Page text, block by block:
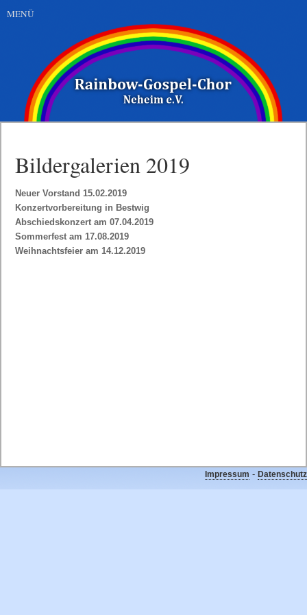
MENÜ
Bildergalerien 2019
Navigation
überspringen
Neuer Vorstand 15.02.2019
Konzertvorbereitung in Bestwig
Abschiedskonzert am 07.04.2019
Sommerfest am 17.08.2019
Weihnachtsfeier am 14.12.2019
Impressum - Datenschutz